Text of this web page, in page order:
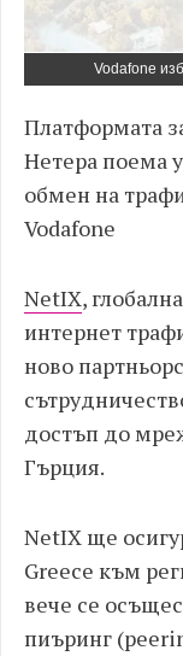
Vodafone
Платформата
Нетера поема
обмен на
Vodafone
NetIX,
интернет
ново
достъп до
Гърция.
NetIX ще
Greece към
вече се
пиъринг